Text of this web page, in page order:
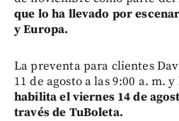
que lo ha llevado por
y Europa.
La preventa para clientes
11 de agosto a las 9:00 a. m. y
habilita el viernes 14 de
través de TuBoleta.